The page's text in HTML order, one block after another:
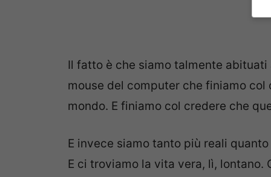
Il fatto è che siamo talmente
mouse del computer che finiamo
mondo. E finiamo col credere che
E invece siamo tanto più reali
E ci troviamo la vita vera, lì, lontano.